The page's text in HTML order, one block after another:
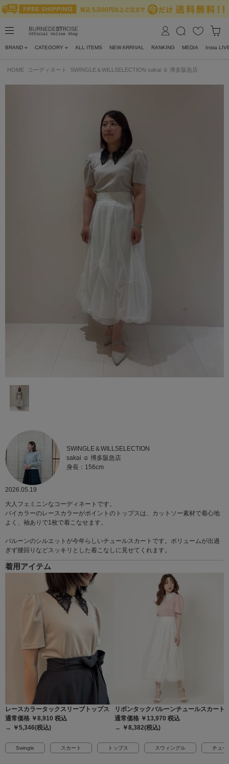
BRAND CATEGORY ALL ITEMS NEW ARRIVAL RANKING MEDIA Insta
HOME コーディネート SWINGLE＆WILLSELECTION sakai ☺︎ 博多阪急店
SWINGLE＆WILLSELECTION
sakai ☺︎ 博多阪急店
身長：156cm
2026.05.19
大人フェミニンなコーディネートです。
バイカラーのレースカラーがポイントのトップスは、カットソー素材で着心地
よく、袖ありで1枚で着こなせます。
バルーンのシルエットが今年らしいチュールスカートです。ボリュームが出過
ぎず腰回りなどスッキリとした着こなしに見せてくれます。
着用アイテム
レースカラータックスリーブトップス
通常価格 ￥8,910 税込
→ ￥5,346(税込)
リボンタックバルーンチュールスカート
通常価格 ￥13,970 税込
→ ￥8,382(税込)
Swingle スカート トップス スウィングル チュー